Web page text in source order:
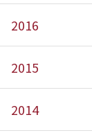
2016
2015
2014